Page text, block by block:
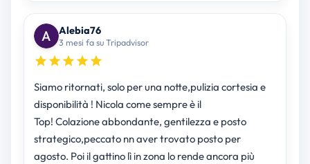
Alebia76
3 mesi fa su Tripadvisor
Siamo ritornati, solo per una notte,pulizia cortesia e
disponibilità ! Nicola come sempre è il
Top! Colazione abbondante, gentilezza e posto
strategico,peccato nn aver trovato posto per
agosto. Poi il gattino lì in zona lo rende ancora più